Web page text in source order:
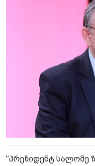
"პრეზიდენტ სალომე